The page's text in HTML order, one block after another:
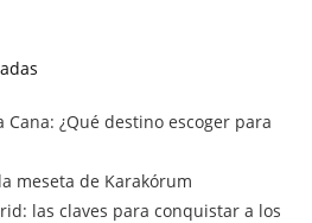
Cana: ¿Qué destino escoger para
meseta de Karakórum
las claves para conquistar a los